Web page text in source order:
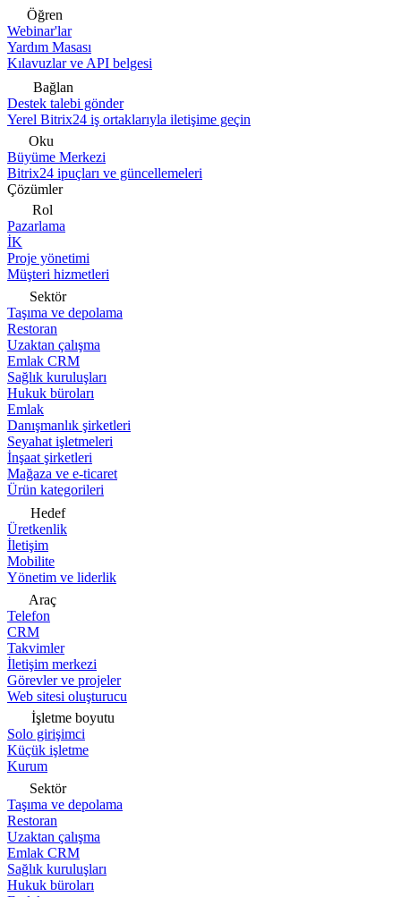
Öğren
Webinar'lar
Yardım Masası
Kılavuzlar ve API belgesi
Bağlan
Destek talebi gönder
Yerel Bitrix24 iş ortaklarıyla iletişime geçin
Oku
Büyüme Merkezi
Bitrix24 ipuçları ve güncellemeleri
Çözümler
Rol
Pazarlama
İK
Proje yönetimi
Müşteri hizmetleri
Sektör
Taşıma ve depolama
Restoran
Uzaktan çalışma
Emlak CRM
Sağlık kuruluşları
Hukuk büroları
Emlak
Danışmanlık şirketleri
Seyahat işletmeleri
İnşaat şirketleri
Mağaza ve e-ticaret
Ürün kategorileri
Hedef
Üretkenlik
İletişim
Mobilite
Yönetim ve liderlik
Araç
Telefon
CRM
Takvimler
İletişim merkezi
Görevler ve projeler
Web sitesi oluşturucu
İşletme boyutu
Solo girişimci
Küçük işletme
Kurum
Sektör
Taşıma ve depolama
Restoran
Uzaktan çalışma
Emlak CRM
Sağlık kuruluşları
Hukuk büroları